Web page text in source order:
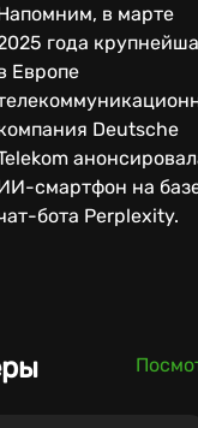
в марте
года
Европе
Deutsche
смартфон на
бота Perplexity.